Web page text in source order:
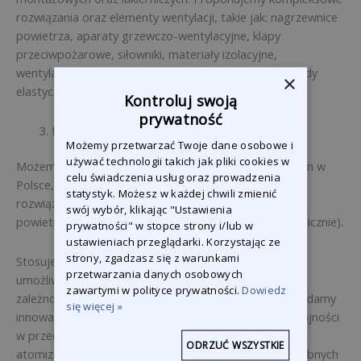
rozwiązania oraz elementy wentylacji, takie jak: nagrzewnice
powietrza, aparaty grzewczo-wentylacyjne, klapy
przeciwpożarowe, siłowniki, materiały izolacyjne,
wentylatory, kanały proste, okrągłe, kształtki, przewody
elastyczne, przepustnice wentylacyjne itd.
Nawilżanie, chłodzenie powietrza
Możemy się poszczycić, że jako jedna z pierwszych firm w
Polsce, rozpoczęliśmy proces wdrażania pionierskich
rozwiązań stosując opatentowane systemy nawilżania
powietrza oraz schładzania (adiabatycznie lub izotermicznie).
Stosujemy specjalne systemy adiabatyczne, które
umożliwiają nawilżanie powietrza lub schładzanie w
zależności od potrzeb procesów produkcyjnych. Posiadamy
innowacyjne rozwiązania umożliwiające regulację wydajności
w przedziale od 14 do 100%. Proces ten polega na
atomizacji wody pod bardzo dużym ciśnieniem do drobnych
×
Kontroluj swoją
prywatność
Możemy przetwarzać Twoje dane osobowe i
używać technologii takich jak pliki cookies w
celu świadczenia usług oraz prowadzenia
statystyk. Możesz w każdej chwili zmienić
swój wybór, klikając "Ustawienia
prywatności" w stopce strony i/lub w
ustawieniach przeglądarki. Korzystając ze
strony, zgadzasz się z warunkami
przetwarzania danych osobowych
zawartymi w polityce prywatności.Dowiedz
się więcej »
ODRZUĆ WSZYSTKIE